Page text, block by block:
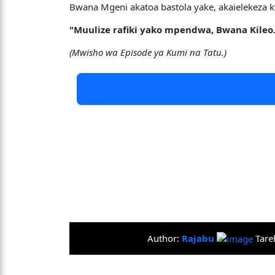
Bwana Mgeni akatoa bastola yake,
"Muulize rafiki yako mpendwa, Bwana
(Mwisho wa Episode ya Kumi na Tatu.)
Author: Rajabu